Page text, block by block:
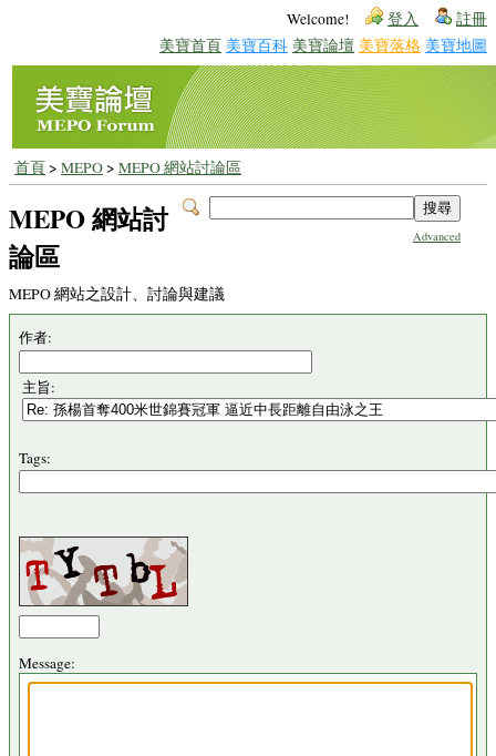
Welcome! 登入 註冊
美寶首頁 美寶百科 美寶論壇 美寶落格 美寶地圖
首頁> MEPO> MEPO 網站討論區
Advanced
MEPO 網站討
論區
MEPO 網站之設計、討論與建議
作者:
主旨:
Tags:
Message: